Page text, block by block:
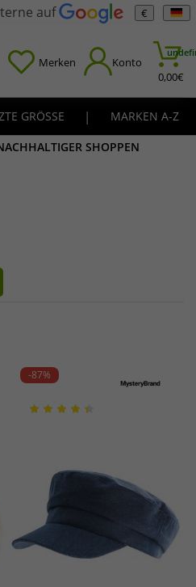
auf €
Merken Konto
0,00€
GRÖSSE |
MARKEN A-Z
SHOPPEN
-87%